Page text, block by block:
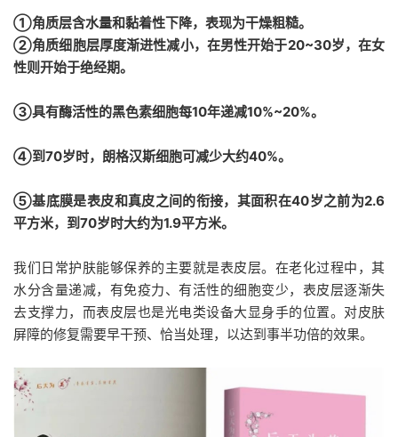
①角质层含水量和黏着性下降，表现为干燥粗糙。
②角质细胞层厚度渐进性减小，在男性开始于20~30岁，在女
性则开始于绝经期。
③具有酶活性的黑色素细胞每10年递减10%~20%。
④到70岁时，朗格汉斯细胞可减少大约40%。
⑤基底膜是表皮和真皮之间的衔接，其面积在40岁之前为2.6
平方米，到70岁时大约为1.9平方米。
我们日常护肤能够保养的主要就是表皮层。在老化过程中，其
水分含量递减，有免疫力、有活性的细胞变少，表皮层逐渐失
去支撑力，而表皮层也是光电类设备大显身手的位置。对皮肤
屏障的修复需要早干预、恰当处理，以达到事半功倍的效果。